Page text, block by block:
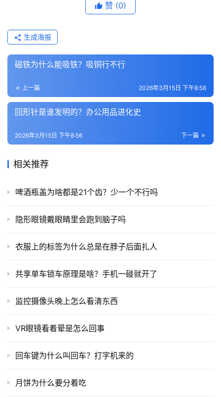
赞 (0)
生成海报
磁铁为什么能吸铁？吸铜行不行
上一篇 2026年3月15日 下午8:56
回形针是谁发明的？办公用品进化史
下一篇
2026年3月15日 下午8:56
相关推荐
啤酒瓶盖为啥都是21个齿？少一个不行吗
隐形眼镜戴眼睛里会跑到脑子吗
衣服上的标签为什么总是在脖子后面扎人
共享单车锁车原理是啥？手机一碰就开了
监控摄像头晚上怎么看清东西
VR眼镜看着晕是怎么回事
回车键为什么叫回车？打字机来的
月饼为什么要分着吃